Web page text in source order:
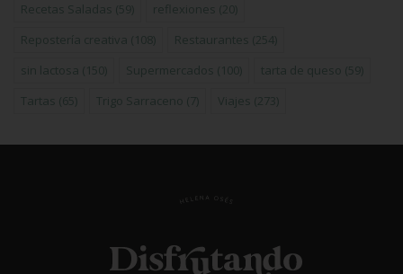
Recetas Saladas (59) reflexiones (20)
Repostería creativa (108) Restaurantes (254)
sin lactosa (150) Supermercados (100) tarta de queso (59)
Tartas (65) Trigo Sarraceno (7) Viajes (273)